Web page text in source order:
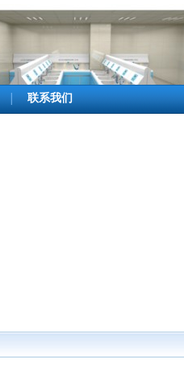
联系我们